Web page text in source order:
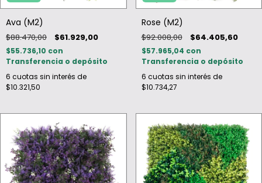
Ava (M2)
$88.470,00 $61.929,00
$55.736,10 con
Transferencia o depósito
6 cuotas sin interés de
$10.321,50
Rose (M2)
$92.008,00 $64.405,60
$57.965,04 con
Transferencia o depósito
6 cuotas sin interés de
$10.734,27